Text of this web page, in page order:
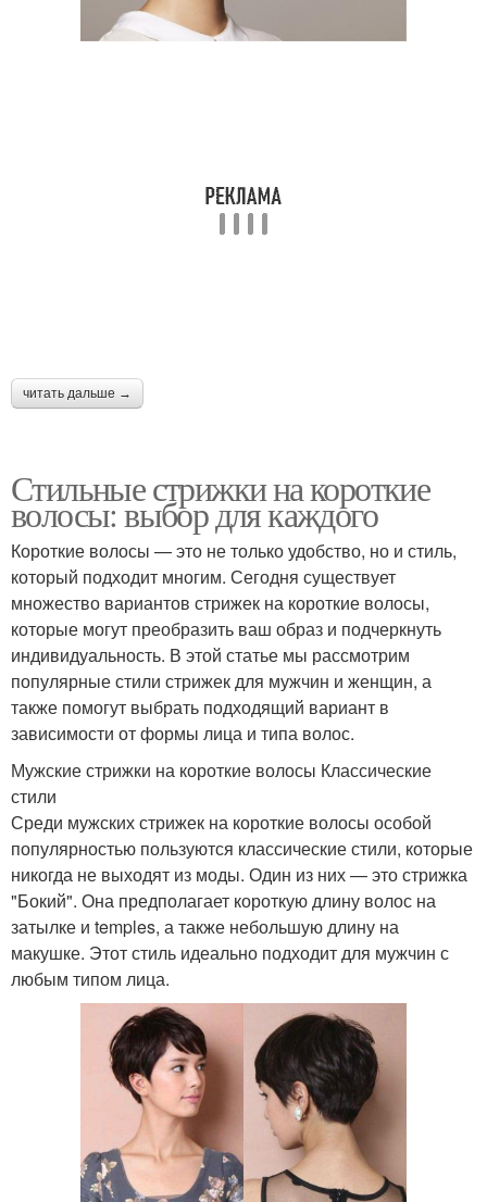
Стрижки для вьющихся
Прически на кудрявые
Стрижки на вьющиеся
волосы
Волосы без укладки Волнистые волосы
читать дальше →
Стильные стрижки на короткие
волосы: выбор для каждого
Короткие волосы — это не только удобство, но и стиль,
который подходит многим. Сегодня существует
множество вариантов стрижек на короткие волосы,
которые могут преобразить ваш образ и подчеркнуть
индивидуальность. В этой статье мы рассмотрим
популярные стили стрижек для мужчин и женщин, а
также помогут выбрать подходящий вариант в
зависимости от формы лица и типа волос.
Мужские стрижки на короткие волосы Классические
стили
Среди мужских стрижек на короткие волосы особой
популярностью пользуются классические стили, которые
никогда не выходят из моды. Один из них — это стрижка
"Бокий". Она предполагает короткую длину волос на
затылке и temples, а также небольшую длину на
макушке. Этот стиль идеально подходит для мужчин с
любым типом лица.